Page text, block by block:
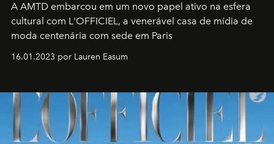
A AMTD embarcou em um novo papel ativo na esfera
cultural com L'OFFICIEL, a venerável casa de mídia de
moda centenária com sede em Paris
16.01.2023 por Lauren Easum